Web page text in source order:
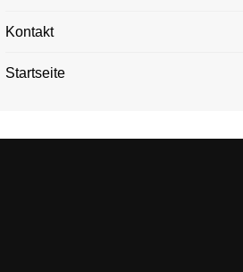
Kontakt
Startseite